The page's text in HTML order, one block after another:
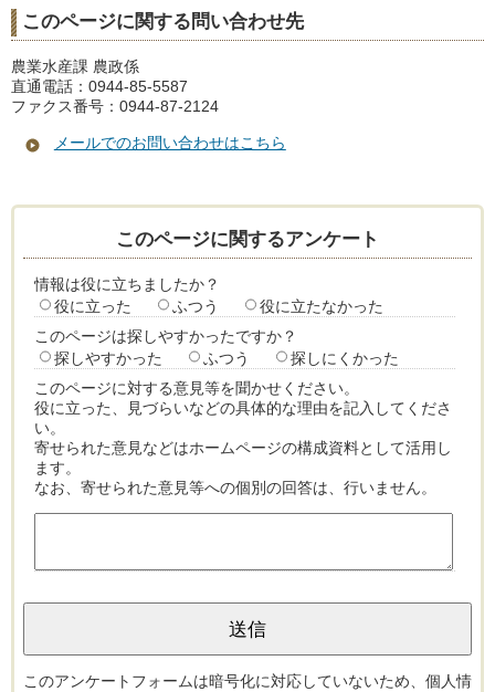
このページに関する問い合わせ先
農業水産課 農政係
直通電話：0944-85-5587
ファクス番号：0944-87-2124
メールでのお問い合わせはこちら
このページに関するアンケート
情報は役に立ちましたか？
役に立った
ふつう
役に立たなかった
このページは探しやすかったですか？
探しやすかった
ふつう
探しにくかった
このページに対する意見等を聞かせください。
役に立った、見づらいなどの具体的な理由を記入してくださ
い。
寄せられた意見などはホームページの構成資料として活用し
ます。
なお、寄せられた意見等への個別の回答は、行いません。
このアンケートフォームは暗号化に対応していないため、個人情